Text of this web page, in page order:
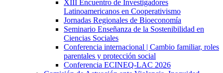
XIII Encuentro de Investigadores
Latinoamericanos en Cooperativismo
Jornadas Regionales de Bioeconomía
Seminario Enseñanza de la Sostenibilidad en
Ciencias Sociales
Conferencia internacional | Cambio familiar, roles
parentales y protección social
Conferencia ECINEQ-LAC 2026